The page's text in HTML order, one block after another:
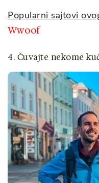
Popularni sajtovi
Wwoof
4. Čuvajte nekome